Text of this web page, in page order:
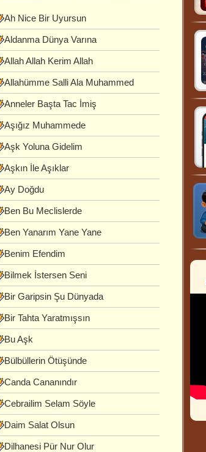
Ah Nice Bir Uyursun
Aldanma Dünya Varına
Allah Allah Kerim Allah
Allahümme Salli Ala Muhammed
Anneler Başta Tac İmiş
Aşığız Muhammede
Aşk Yoluna Gidelim
Aşkın İle Aşıklar
Ay Doğdu
Ben Bu Meclislerde
Ben Yanarım Yane Yane
Benim Efendim
Bilmek İstersen Seni
Bir Garipsin Şu Dünyada
Bir Tahta Yaratmışsın
Bu Aşk
Bülbüllerin Ötüşünde
Canda Cananındır
Cebrailim Selam Söyle
Daim Salat Olsun
Dilhanesi Pür Nur Olur